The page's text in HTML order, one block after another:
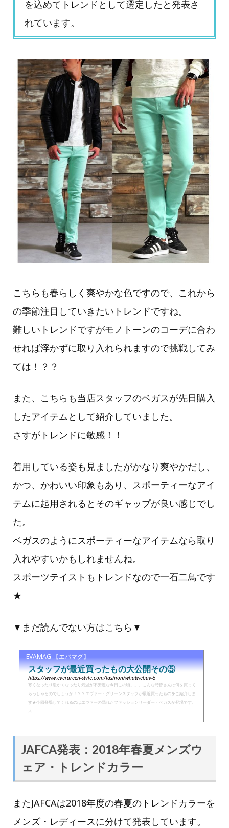
を込めてトレンドとして選定したと発表さ
れています。
こちらも春らしく爽やかな色ですので、これから
の季節注目していきたいトレンドですね。
難しいトレンドですがモノトーンのコーデに合わ
せれば浮かずに取り入れられますので挑戦してみ
ては！？？
また、こちらも当店スタッフのベガスが先日購入
したアイテムとして紹介していました。
さすがトレンドに敏感！！
着用している姿も見ましたがかなり爽やかだし、
かつ、かわいい印象もあり、スポーティーなアイ
テムに起用されるとそのギャップが良い感じでし
た。
ベガスのようにスポーティーなアイテムなら取り
入れやすいかもしれませんね。
スポーツテイストもトレンドなので一石二鳥です
★
▼まだ読んでない方はこちら▼
EVAMAG 【エバマグ】
スタッフが最近買ったもの大公開その⑤
https://www.evergreen-style.com/fashion/whatwebuy-5
寒くなったり暖かくなったり気温が不安定な今日この頃。。。こんな時皆さんは何を買って
らっしゃるのでしょうか！？？エヴァー・グリーンスタッフが最近買ったものをご紹介しま
す★今回登場してくれるのはエヴァーの隠れたファッションリーダー・ベガスが登場です。
ス...
JAFCA発表：2018年春夏メンズウ
ェア・トレンドカラー
またJAFCAは2018年度の春夏のトレンドカラーを
メンズ・レディースに分けて発表しています。